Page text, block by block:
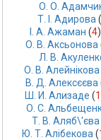
О. О.
Т. І. Адирова (
І. А. Ажаман (4
О. В. Аксьонова
Л. В.
О. В. Алейнікова
В. Д. Алексєєва
Ш. И. Ализаде (1
О. С.
Т. В. Аляб\'єва
Ю. Т. Алібекова (